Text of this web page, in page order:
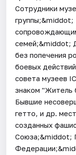
Сотрудники
группы;&middot;
семей;&middot;
без попечения
боевых
совета музеев
знаком "Житель
Бывшие
гетто, и др.
созданных
Союза;&middot;